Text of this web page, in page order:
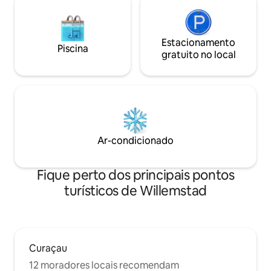
Piscina
Estacionamento
gratuito no local
Ar-condicionado
Fique perto dos principais pontos
turísticos de Willemstad
Curaçau
12 moradores locais recomendam